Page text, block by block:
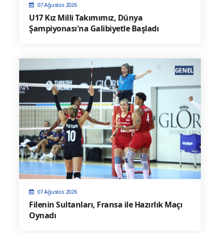
07 Ağustos 2026
U17 Kız Milli Takımımız, Dünya
Şampiyonası'na Galibiyetle Başladı
07 Ağustos 2026
Filenin Sultanları, Fransa ile Hazırlık Maçı
Oynadı
GENEL